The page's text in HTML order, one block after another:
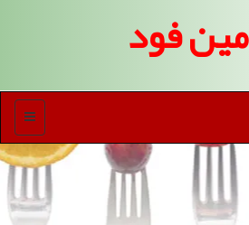
مین فود
منو